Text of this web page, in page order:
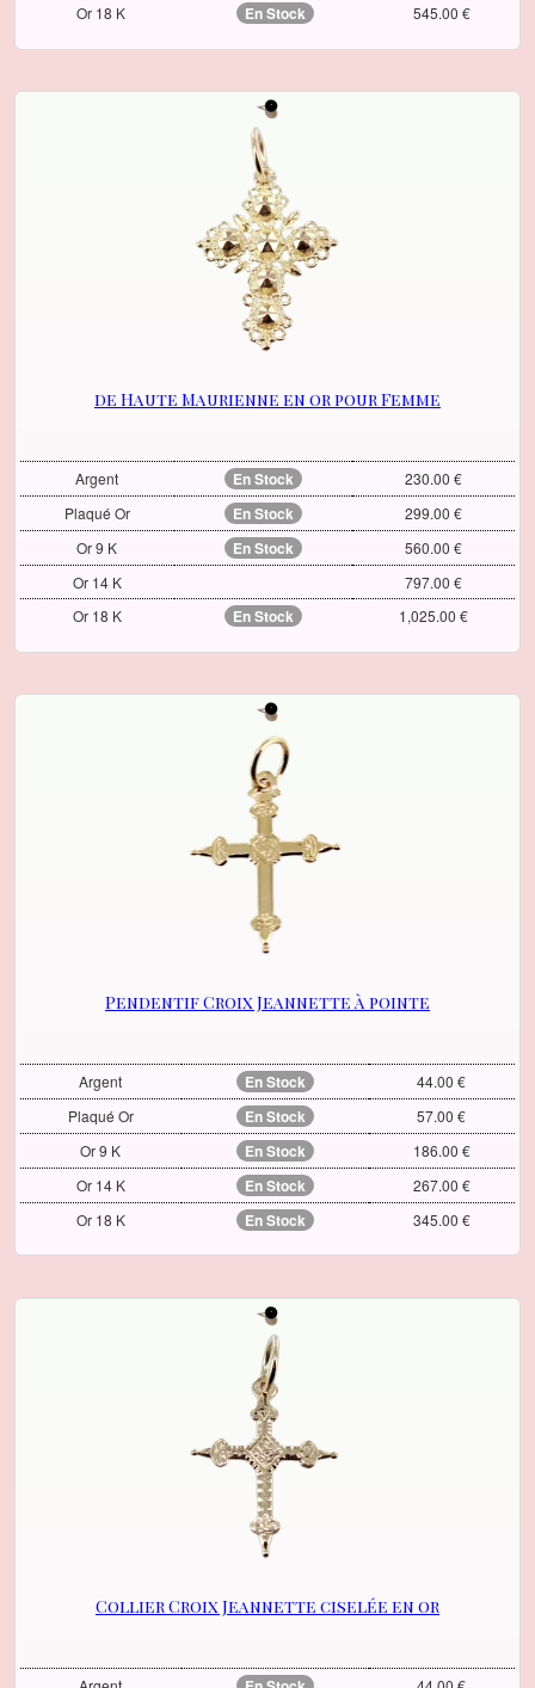
Or 18 K
En Stock 545.00 €
de Haute Maurienne en or pour Femme
Argent En Stock
230.00 €
Plaqué Or
En Stock
299.00 €
Or 9 K
En Stock
560.00 €
Or 14 K
797.00 €
Or 18 K
En Stock 1,025.00 €
Pendentif Croix Jeannette à pointe
Argent En Stock
44.00 €
Plaqué Or
En Stock
57.00 €
Or 9 K
En Stock
186.00 €
Or 14 K
En Stock
267.00 €
Or 18 K
En Stock 345.00 €
Collier Croix Jeannette ciselée en or